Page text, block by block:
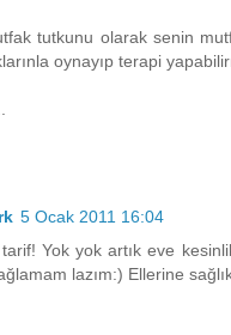
tutkunu olarak senin
oynayıp terapi
5 Ocak 2011 16:04
Yok yok artık eve
lazım:) Ellerine